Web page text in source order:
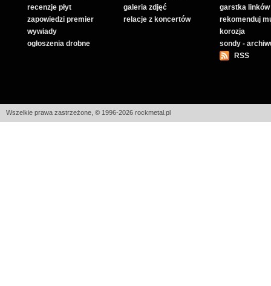
recenzje płyt
zapowiedzi premier
wywiady
ogłoszenia drobne
galeria zdjęć
relacje z koncertów
garstka linków
rekomenduj
korozja
sondy -
RSS
Wszelkie prawa zastrzeżone, © 1996-2026 rockmetal.pl